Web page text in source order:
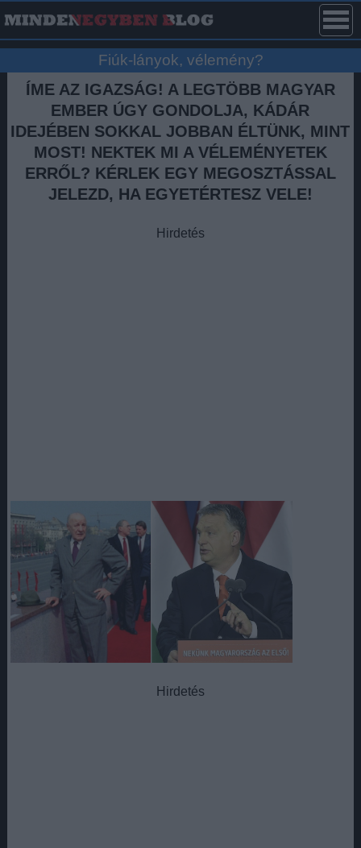
Fiúk-lányok, vélemény?
ÍME AZ IGAZSÁG! A LEGTÖBB MAGYAR
EMBER ÚGY GONDOLJA, KÁDÁR
IDEJÉBEN SOKKAL JOBBAN ÉLTÜNK, MINT
MOST! NEKTEK MI A VÉLEMÉNYETEK
ERRŐL? KÉRLEK EGY MEGOSZTÁSSAL
JELEZD, HA EGYETÉRTESZ VELE!
Hirdetés
Hirdetés